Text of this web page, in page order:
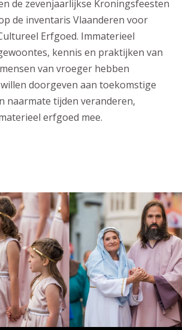
de zevenjaarlijkse Kroningsfeesten
de inventaris Vlaanderen voor
Erfgoed. Immaterieel
kennis en praktijken van
van vroeger hebben
doorgeven aan toekomstige
naarmate tijden veranderen,
erfgoed mee.